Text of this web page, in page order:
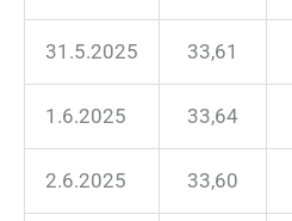
31.5.2025 33,61
1.6.2025 33,64
2.6.2025 33,60